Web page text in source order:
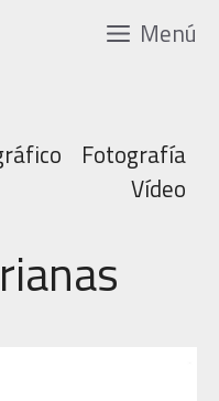
Menú
Fotografía
Vídeo